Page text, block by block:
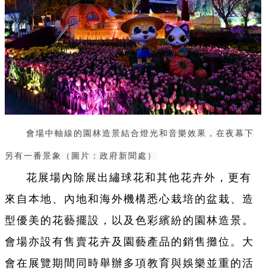
會場中軸線的園林造景結合燈光和音樂效果，在夜幕下
另有一番景象 （圖片：政府新聞處）
花展場內除展出繡球花和其他花卉外，更有
來自本地、內地和海外機構悉心栽培的盆栽、造
型優美的花藝擺設，以及色彩繽紛的園林造景。
會場亦設有售賣花卉及園藝產品的銷售攤位。大
會在展覽期間同時舉辦多項教育與娛樂並重的活